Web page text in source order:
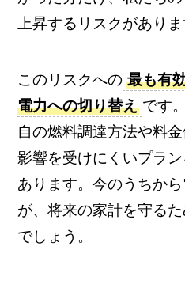
上昇するリスクがありま
このリスクへの 最も有
電力への切り替え です
自の燃料調達方法や料
影響を受けにくいプラ
あります。今のうちか
が、将来の家計を守る
でしょう。